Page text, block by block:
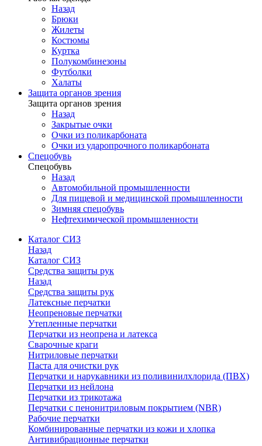
Назад
Брюки
Жилеты
Костюмы
Куртка
Полукомбинезоны
Футболки
Халаты
Защита органов зрения
Защита органов зрения
Назад
Закрытые очки
Очки из поликарбоната
Очки из ударопрочного поликарбоната
Спецобувь
Спецобувь
Назад
Автомобильной промышленности
Для пищевой и медицинской промышленности
Зимняя спецобувь
Нефтехимической промышленности
Каталог СИЗ
Назад
Каталог СИЗ
Средства защиты рук
Назад
Средства защиты рук
Латексные перчатки
Неопреновые перчатки
Утепленные перчатки
Перчатки из неопрена и латекса
Сварочные краги
Нитриловые перчатки
Паста для очистки рук
Перчатки и нарукавники из поливинилхлорида (ПВХ)
Перчатки из нейлона
Перчатки из трикотажа
Перчатки с пенонитриловым покрытием (NBR)
Рабочие перчатки
Комбинированные перчатки из кожи и хлопка
Антивибрационные перчатки